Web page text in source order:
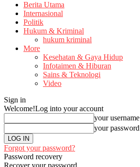
Berita Utama
Internasional
Politik
Hukum & Kriminal
hukum kriminal
More
Kesehatan & Gaya Hidup
Infotaimen & Hiburan
Sains & Teknologi
Video
Sign in
Welcome!Log into your account
your username
your password
Forgot your password?
Password recovery
Recover your password